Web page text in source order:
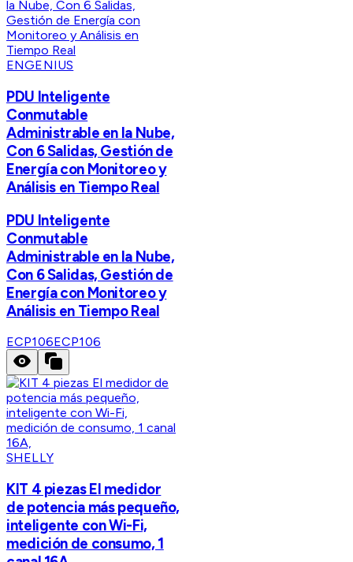
ENGENIUS
PDU Inteligente
Conmutable
Administrable en la Nube,
Con 6 Salidas, Gestión de
Energía con Monitoreo y
Análisis en Tiempo Real
PDU Inteligente
Conmutable
Administrable en la Nube,
Con 6 Salidas, Gestión de
Energía con Monitoreo y
Análisis en Tiempo Real
ECP106ECP106
SHELLY
KIT 4 piezas El medidor
de potencia más pequeño,
inteligente con Wi-Fi,
medición de consumo, 1